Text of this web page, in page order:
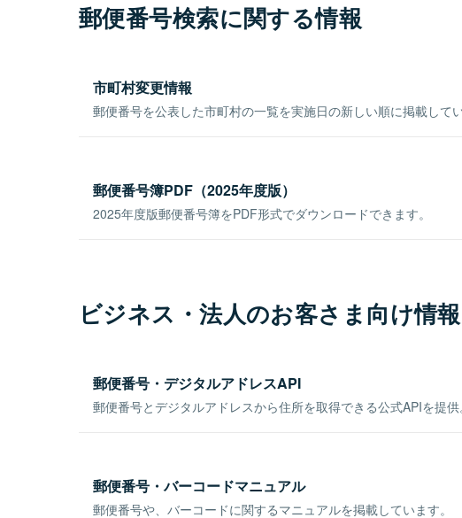
郵便番号検索に関する情報
市町村変更情報
郵便番号を公表した市町村の一覧を実施日の新しい順に掲載してい
郵便番号簿PDF（2025年度版）
2025年度版郵便番号簿をPDF形式でダウンロードできます。
ビジネス・法人のお客さま向け情報
郵便番号・デジタルアドレスAPI
郵便番号とデジタルアドレスから住所を取得できる公式APIを提供
郵便番号・バーコードマニュアル
郵便番号や、バーコードに関するマニュアルを掲載しています。